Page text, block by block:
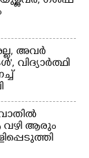
അവർ
വിദ്യാർത്ഥി
ആരും